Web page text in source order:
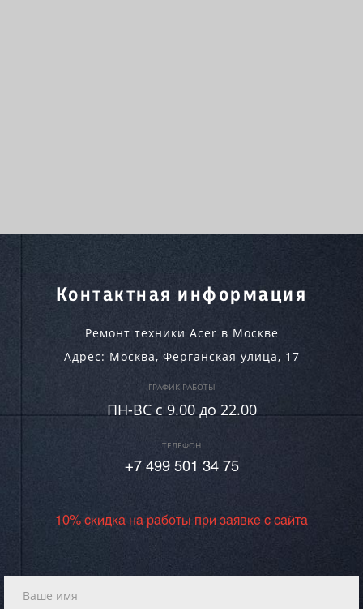
Контактная информация
Ремонт техники Acer в Москве
Адрес: Москва, Ферганская улица, 17
ГРАФИК РАБОТЫ
ПН-ВC c 9.00 до 22.00
ТЕЛЕФОН
+7 499 501 34 75
10% скидка на работы при заявке с сайта